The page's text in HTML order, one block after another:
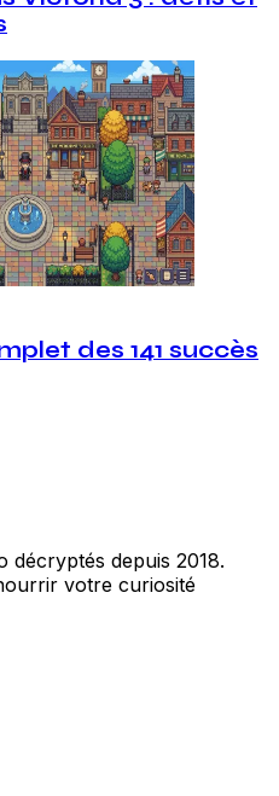
des 141 succès
décryptés depuis 2018.
votre curiosité